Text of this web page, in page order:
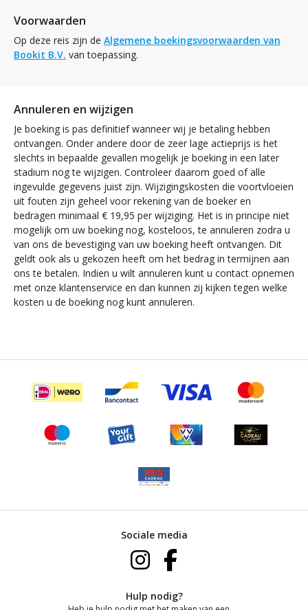
Voorwaarden
Op deze reis zijn de Algemene boekingsvoorwaarden van
Bookit B.V. van toepassing.
Annuleren en wijzigen
Je boeking is pas definitief wanneer wij je betaling hebben
ontvangen. Onder andere door de zeer lage actieprijs is het
slechts in bepaalde gevallen mogelijk je boeking in een later
stadium nog te wijzigen. Controleer daarom goed of alle
ingevulde gegevens juist zijn. Wijzigingskosten die voortvloeien
uit fouten zijn geheel voor rekening van de boeker en
bedragen minimaal € 19,95 per wijziging. Het is in principe niet
mogelijk om uw boeking nog, kosteloos, te annuleren zodra u
van ons de bevestiging van uw boeking heeft ontvangen. Dit
geldt ook als u gekozen heeft om het bedrag in termijnen aan
ons te betalen. Indien u wilt annuleren kunt u contact opnemen
met onze klantenservice en dan kunnen zij kijken tegen welke
kosten u de boeking nog kunt annuleren.
Sociale media
Hulp nodig?